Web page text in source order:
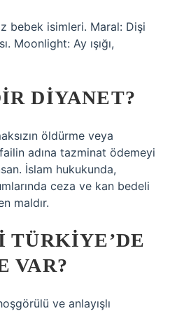
bebek isimleri. Maral: Dişi
Moonlight: Ay ışığı,
DIYANET?
öldürme veya
adına tazminat ödemeyi
İslam hukukunda,
ceza ve kan bedeli
maldır.
VAR?
ve anlayışlı